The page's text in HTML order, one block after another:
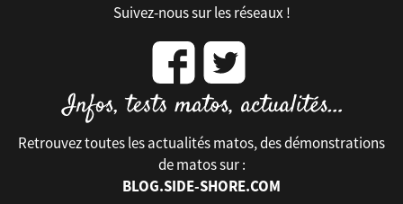
Suivez-nous sur les réseaux !
Retrouvez toutes les actualités matos, des démonstrations
de matos sur :
BLOG.SIDE-SHORE.COM